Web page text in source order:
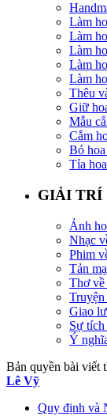
Làm
Làm
Làm
Làm
Làm
Thêu
Giữ
Mẫu
Cắm
Bó
Tỉa
GIẢI TRÍ
Ảnh
Nhạc
Phim
Tản
Thơ về
Truyện
Giao
Sự tích
Ý
Bản quyền bài viết
Lê Vỹ
Quy định và